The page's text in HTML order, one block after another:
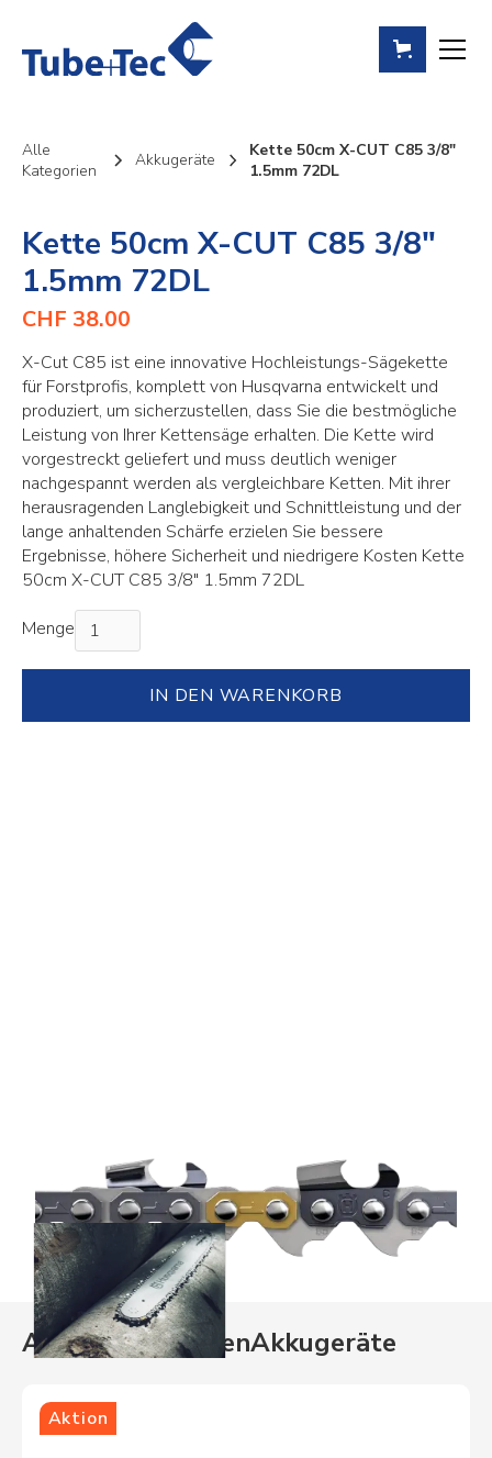
Alle
Kategorien
Akkugeräte
Kette 50cm X-CUT C85 3/8"
1.5mm 72DL
Kette 50cm X-CUT C85 3/8"
1.5mm 72DL
CHF 38.00
X-Cut C85 ist eine innovative Hochleistungs-Sägekette
für Forstprofis, komplett von Husqvarna entwickelt und
produziert, um sicherzustellen, dass Sie die bestmögliche
Leistung von Ihrer Kettensäge erhalten. Die Kette wird
vorgestreckt geliefert und muss deutlich weniger
nachgespannt werden als vergleichbare Ketten. Mit ihrer
herausragenden Langlebigkeit und Schnittleistung und der
lange anhaltenden Schärfe erzielen Sie bessere
Ergebnisse, höhere Sicherheit und niedrigere Kosten Kette
50cm X-CUT C85 3/8" 1.5mm 72DL
Menge
Aktuelle AktionenAkkugeräte
Aktion